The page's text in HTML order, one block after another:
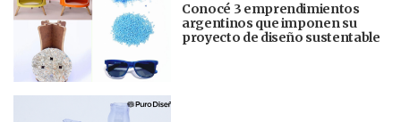
Conocé 3 emprendimientos
argentinos que imponen su
proyecto de diseño sustentable